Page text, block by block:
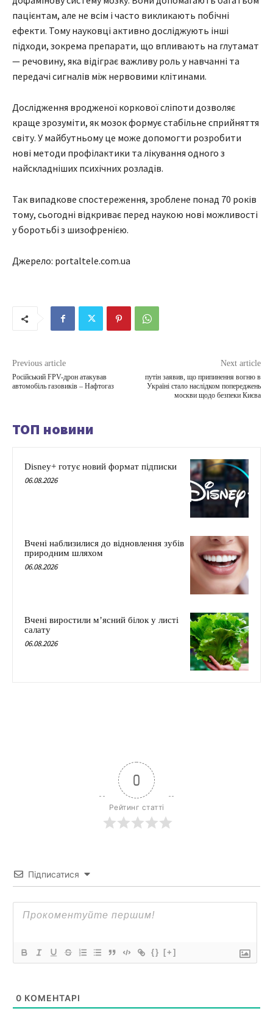
пацієнтам, але не всім і часто викликають побічні
ефекти. Тому науковці активно досліджують інші
підходи, зокрема препарати, що впливають на глутамат
— речовину, яка відіграє важливу роль у навчанні та
передачі сигналів між нервовими клітинами.
Дослідження вродженої коркової сліпоти дозволяє
краще зрозуміти, як мозок формує стабільне сприйняття
світу. У майбутньому це може допомогти розробити
нові методи профілактики та лікування одного з
найскладніших психічних розладів.
Так випадкове спостереження, зроблене понад 70 років
тому, сьогодні відкриває перед наукою нові можливості
у боротьбі з шизофренією.
Джерело: portaltele.com.ua
Previous article
Російський FPV-дрон атакував
автомобіль газовиків – Нафтогаз
Next article
путін заявив, що припинення вогню в
Україні стало наслідком попереджень
москви щодо безпеки Києва
ТОП новини
Disney+ готує новий формат підписки
06.08.2026
Вчені наблизилися до відновлення зубів
природним шляхом
06.08.2026
Вчені виростили м’ясний білок у листі
салату
06.08.2026
0
Рейтинг статті
Підписатися
{} [+]
0 КОМЕНТАРІ